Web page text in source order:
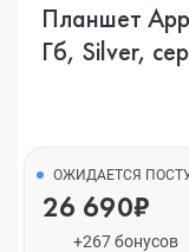
Планшет
Гб, Silver,
ОЖИДАЕТСЯ
26 690₽
+267 бонусов